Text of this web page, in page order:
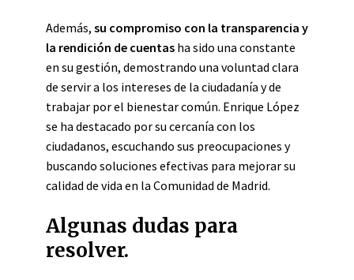
Además, su compromiso con la transparencia y
la rendición de cuentas ha sido una constante
en su gestión, demostrando una voluntad clara
de servir a los intereses de la ciudadanía y de
trabajar por el bienestar común. Enrique López
se ha destacado por su cercanía con los
ciudadanos, escuchando sus preocupaciones y
buscando soluciones efectivas para mejorar su
calidad de vida en la Comunidad de Madrid.
Algunas dudas para
resolver.